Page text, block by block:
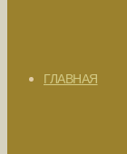
ГЛАВНАЯ